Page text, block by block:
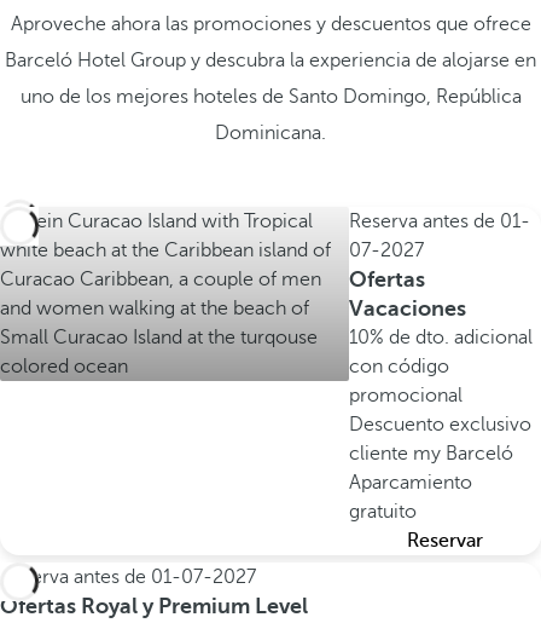
Aproveche ahora las promociones y descuentos que ofrece
Barceló Hotel Group y descubra la experiencia de alojarse en
uno de los mejores hoteles de Santo Domingo, República
Dominicana.
Reserva antes de 01-
07-2027
Ofertas
Vacaciones
10% de dto. adicional
con código
promocional
Descuento exclusivo
cliente my Barceló
Aparcamiento
gratuito
Reservar
Reserva antes de 01-07-2027
Ofertas Royal y Premium Level